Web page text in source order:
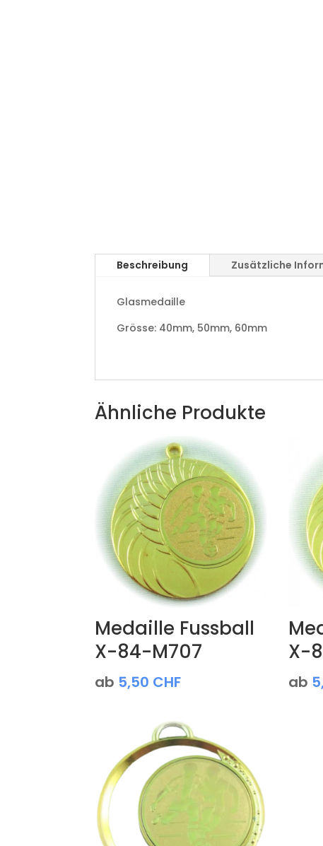
Beschreibung Zusätzliche
Glasmedaille
Grösse: 40mm, 50mm, 60mm
Ähnliche Produkte
Medaille Fussball
X-84-M707
ab 5,50 CHF
X-
ab